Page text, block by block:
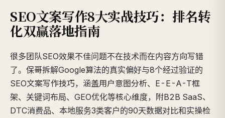
SEO文案写作8大实战技巧：排名转
化双赢落地指南
很多团队SEO效果不佳问题不在技术而在内容方向写错
了。保哥拆解Google算法的真实偏好与8个经过验证的
SEO文案写作技巧，涵盖用户意图分析、E-E-A-T框
架、关键词布局、GEO优化等核心维度，附B2B SaaS、
DTC消费品、本地服务3类客户的90天数据对比和实操检